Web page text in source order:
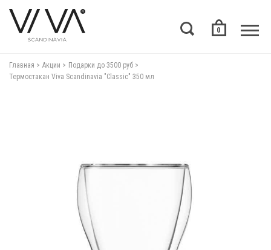
0
Главная Акции
Подарки до 3500 руб
Термостакан Viva Scandinavia "Classic" 350 мл